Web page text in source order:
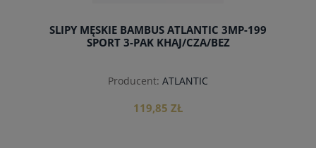
SLIPY MĘSKIE BAMBUS ATLANTIC 3MP-199
SPORT 3-PAK KHAJ/CZA/BEZ
Producent: ATLANTIC
119,85 ZŁ